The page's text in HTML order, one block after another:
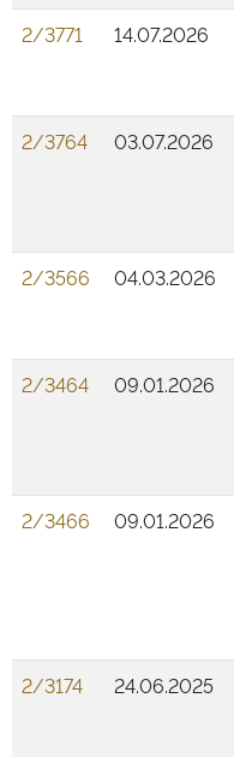
2/3771
14.07.2026
2/3764
03.07.2026
2/3566
04.03.2026
2/3464
09.01.2026
2/3466
09.01.2026
2/3174
24.06.2025